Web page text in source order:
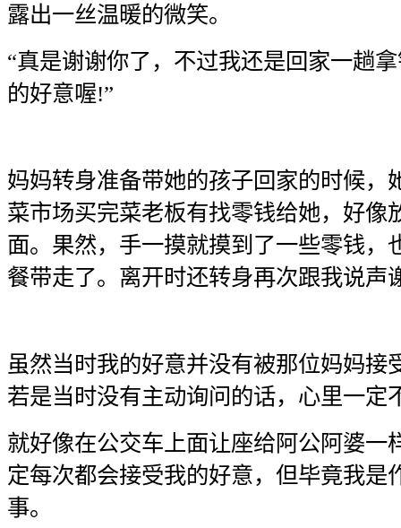
露出一丝温暖的微笑。
“真是谢谢你了，不过我还是回家一趟
的好意喔!”
妈妈转身准备带她的孩子回家的时候，
菜市场买完菜老板有找零钱给她，好像
面。果然，手一摸就摸到了一些零钱，
餐带走了。离开时还转身再次跟我说声
虽然当时我的好意并没有被那位妈妈接
若是当时没有主动询问的话，心里一定
就好像在公交车上面让座给阿公阿婆一
定每次都会接受我的好意，但毕竟我是
事。